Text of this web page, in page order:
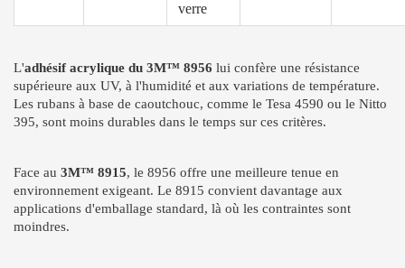
verre
L'adhésif acrylique du 3M™ 8956 lui confère une résistance
supérieure aux UV, à l'humidité et aux variations de température.
Les rubans à base de caoutchouc, comme le Tesa 4590 ou le Nitto
395, sont moins durables dans le temps sur ces critères.
Face au 3M™ 8915, le 8956 offre une meilleure tenue en
environnement exigeant. Le 8915 convient davantage aux
applications d'emballage standard, là où les contraintes sont
moindres.